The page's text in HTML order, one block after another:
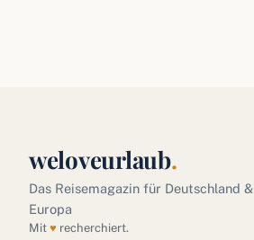
weloveurlaub.
Das Reisemagazin für Deutschland &
Europa
Mit ♥ recherchiert.